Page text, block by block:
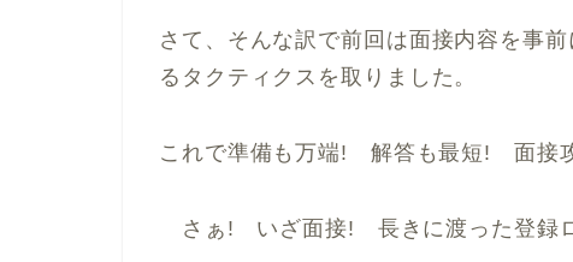
さて、そんな訳で前回は面接内容を事
るタクティクスを取りました。
これで準備も万端! 解答も最短! 面接
さぁ! いざ面接! 長きに渡った登録